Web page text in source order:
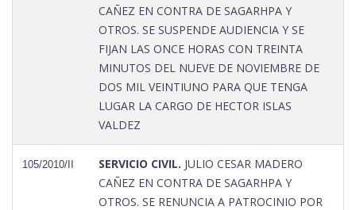
CAÑEZ EN CONTRA DE SAGARHPA Y
OTROS. SE SUSPENDE AUDIENCIA Y SE
FIJAN LAS ONCE HORAS CON TREINTA
MINUTOS DEL NUEVE DE NOVIEMBRE DE
DOS MIL VEINTIUNO PARA QUE TENGA
LUGAR LA CARGO DE HECTOR ISLAS
VALDEZ
105/2010/II SERVICIO CIVIL. JULIO CESAR MADERO
CAÑEZ EN CONTRA DE SAGARHPA Y
OTROS. SE RENUNCIA A PATROCINIO POR